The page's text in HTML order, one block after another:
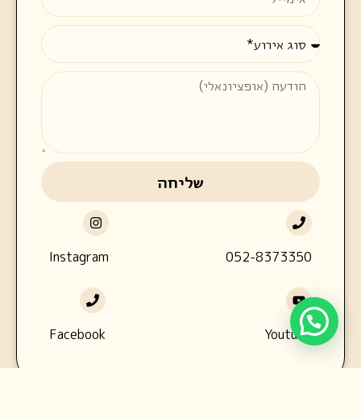
שליחה
052-8373350
Instagram
Youtube
Facebook